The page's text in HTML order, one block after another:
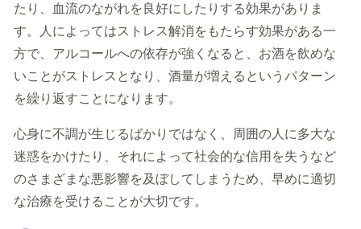
たり、血流のながれを良好にしたりする効果がありま
す。人によってはストレス解消をもたらす効果がある一
方で、アルコールへの依存が強くなると、お酒を飲めな
いことがストレスとなり、酒量が増えるというパターン
を繰り返すことになります。
心身に不調が生じるばかりではなく、周囲の人に多大な
迷惑をかけたり、それによって社会的な信用を失うなど
のさまざまな悪影響を及ぼしてしまうため、早めに適切
な治療を受けることが大切です。